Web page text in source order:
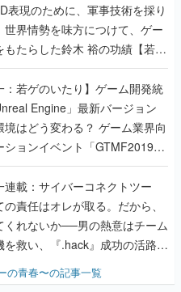
表現のために、軍事技術を採り
世界情勢を味方につけて、ゲー
もたらした鈴木 裕の功績【若ゲ
：若ゲのいたり】ゲーム開発統
Engine」最新バージョン
境はどう変わる？ ゲーム業界向
ションイベント「GTMF2019」
より理解を深めよう【PR】
連載：サイバーコネクトツー
責任はオレが取る。だから、
くれないか──男の熱意はチーム
を救い、『.hack』成功の活路を
ンプ』色だった【若ゲのいた
の青春〜の記事一覧